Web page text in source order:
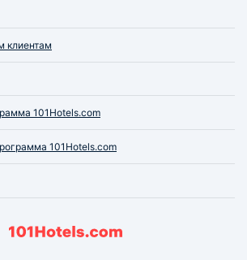
клиентам
101Hotels.com
101Hotels.com